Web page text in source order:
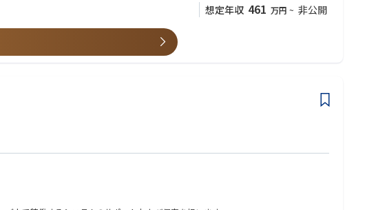
製品を提供しています。ニデックグループの一員として、安定した事業基盤のもと、
想定年収 461 万円 ~ 非公開